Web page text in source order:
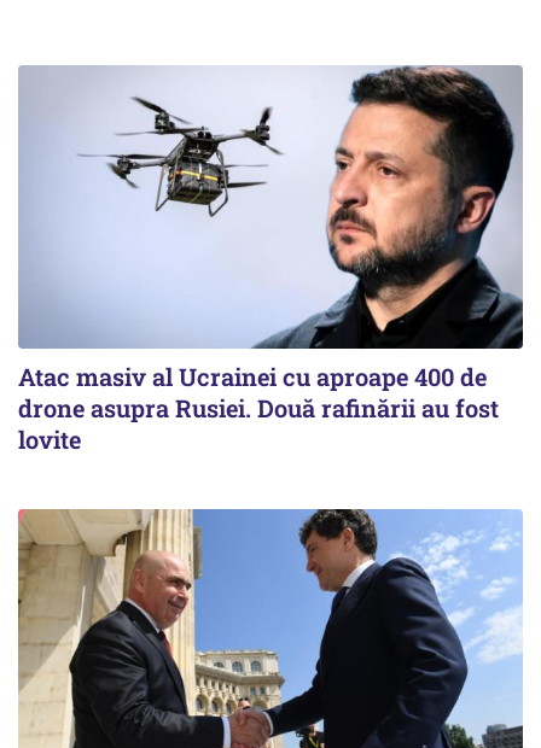
Atac masiv al Ucrainei cu aproape 400 de
drone asupra Rusiei. Două rafinării au fost
lovite